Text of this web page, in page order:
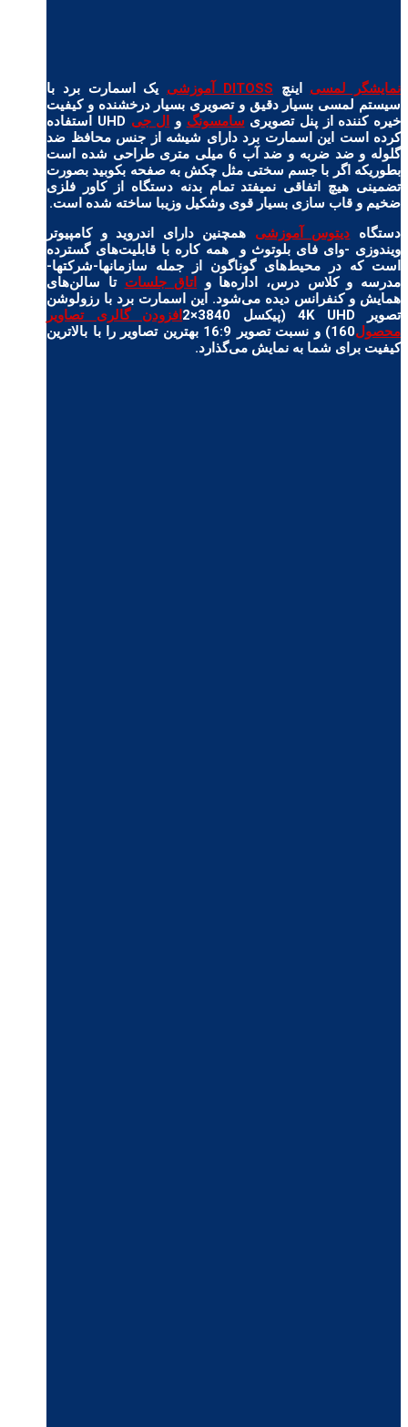
نمایشگر لمسی اینچ DITOSS آموزشی
یک اسمارت برد با
سیستم لمسی بسیار دقیق و تصویری بسیار درخشنده و کیفیت
خیره کننده از پنل تصویری سامسونگ و ال جی
UHD استفاده
کرده است این اسمارت برد دارای شیشه از جنس محافظ ضد
گلوله و ضد ضربه و ضد آب 6 میلی متری طراحی شده است
بطوریکه اگر با جسم سختی مثل چکش به صفحه بکوبید بصورت
تضمینی هیچ اتفاقی نمیفتد تمام بدنه دستگاه از کاور فلزی
ضخیم و قاب سازی بسیار قوی وشکیل وزیبا ساخته شده است.
دستگاه دیتوس آموزشی همچنین دارای اندروید و کامپیوتر
ویندوزی -وای فای بلوتوث و همه کاره با قابلیت‌های گسترده‌
است که در محیط‌های گوناگون از جمله سازمانها-شرکتها-
مدرسه و کلاس درس، اداره‌ها و
اتاق جلسات تا سالن‌های
همایش و کنفرانس دیده می‌شود. این اسمارت برد با رزولوشن
تصویر 4K UHD (پیکسل 3840×2
افزودن گالری تصاویر
محصول
160) و نسبت تصویر 16:9 بهترین تصاویر را با بالاترین
کیفیت برای شما به نمایش می‌گذارد.